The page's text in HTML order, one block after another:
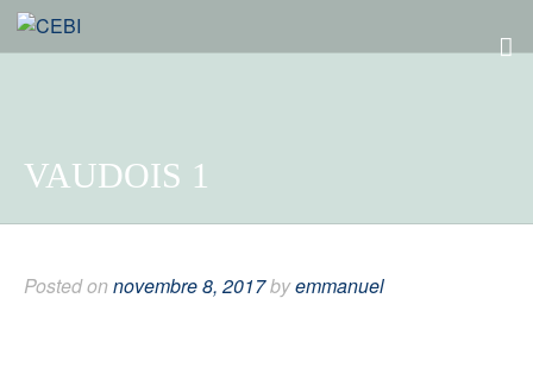
VAUDOIS 1
Posted onnovembre 8, 2017byemmanuel